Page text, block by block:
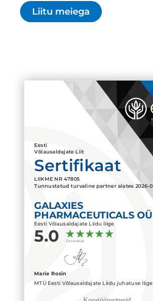
Liitu meiega
Eesti
Võlausaldajate Liit
Sertifikaat
LIIKME NR 47805
Tunnustatud turvaline partner alates 2026-
GALAXIES
PHARMACEUTICALS OÜ
Eesti Võlausaldajate Liidu liige
5.0 1 arvustus
Marie Rosin
MTÜ Eesti Võlausaldajate Liidu juhatuse liige